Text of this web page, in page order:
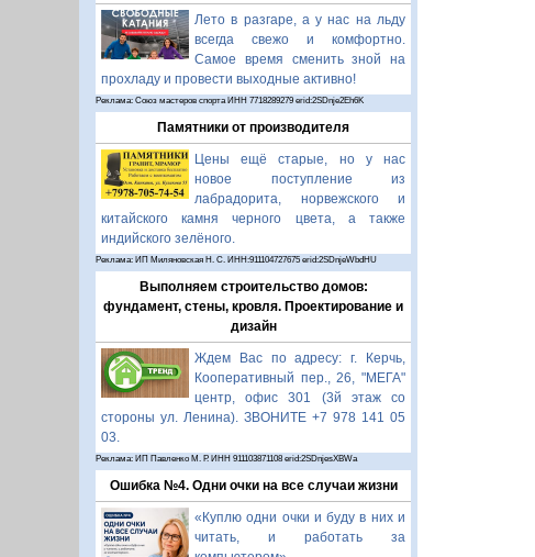
Лето в разгаре, а у нас на льду
всегда свежо и комфортно.
Самое время сменить зной на
прохладу и провести выходные активно!
Реклама: Союз мастеров спорта ИНН 7718289279 erid:2SDnje2Eh6K
Памятники от производителя
Цены ещё старые, но у нас
новое поступление из
лабрадорита, норвежского и
китайского камня черного цвета, а также
индийского зелёного.
Реклама: ИП Миляновская Н. С. ИНН:911104727675 erid:2SDnjeWbdHU
Выполняем строительство домов:
фундамент, стены, кровля. Проектирование и
дизайн
Ждем Вас по адресу: г. Керчь,
Кооперативный пер., 26, "МЕГА"
центр, офис 301 (3й этаж со
стороны ул. Ленина). ЗВОНИТЕ +7 978 141 05
03.
Реклама: ИП Павленко М. Р. ИНН 911103871108 erid:2SDnjesXBWa
Ошибка №4. Одни очки на все случаи жизни
«Куплю одни очки и буду в них и
читать, и работать за